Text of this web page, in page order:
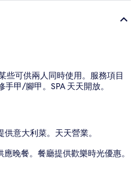
些可供兩人同時使用。服務項目
甲/腳甲。SPA 天天開放。
意大利菜。天天營業。
晚餐。餐廳提供歡樂時光優惠。